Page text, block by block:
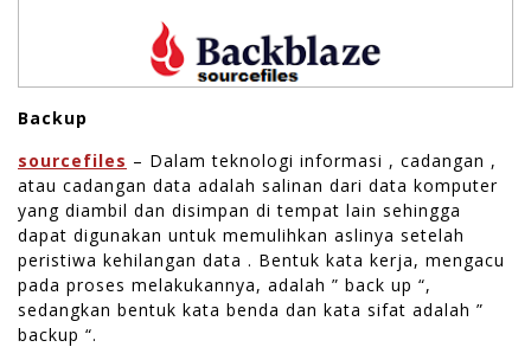
Backup
sourcefiles – Dalam teknologi informasi , cadangan ,
atau cadangan data adalah salinan dari data komputer
yang diambil dan disimpan di tempat lain sehingga
dapat digunakan untuk memulihkan aslinya setelah
peristiwa kehilangan data . Bentuk kata kerja, mengacu
pada proses melakukannya, adalah ” back up “,
sedangkan bentuk kata benda dan kata sifat adalah ”
backup “.